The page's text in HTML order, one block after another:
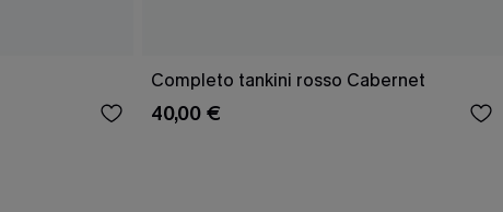
Completo tankini rosso Cabernet
40,00 €